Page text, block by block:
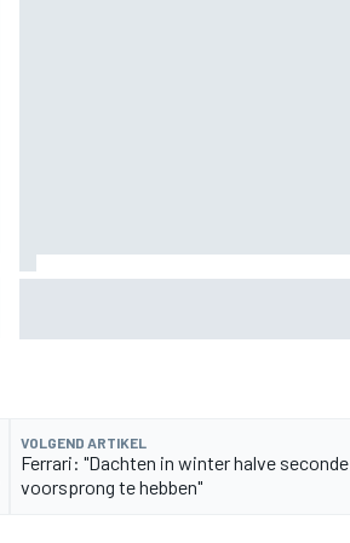
VOLGEND ARTIKEL
Ferrari: "Dachten in winter halve seconde
voorsprong te hebben"